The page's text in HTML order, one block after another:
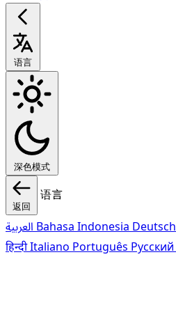
语言
深色模式
返回
语言
Bahasa Indonesia Deutsch
हिन्दीItaliano Português Pусский